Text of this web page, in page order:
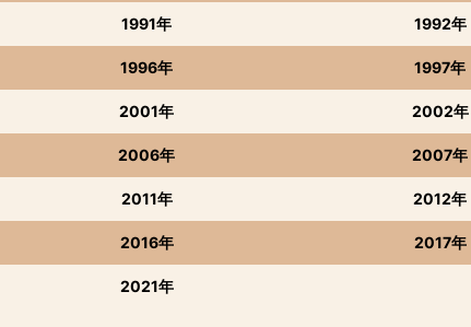
1991年 1992年
1996年 1997年
2001年 2002年
2006年 2007年
2011年 2012年
2016年 2017年
2021年